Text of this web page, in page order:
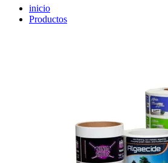
inicio
Productos